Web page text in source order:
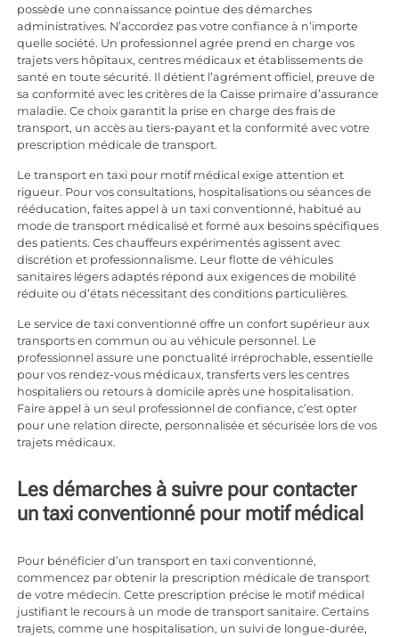
possède une connaissance pointue des démarches
administratives. N’accordez pas votre confiance à n’importe
quelle société. Un professionnel agrée prend en charge vos
trajets vers hôpitaux, centres médicaux et établissements de
santé en toute sécurité. Il détient l’agrément officiel, preuve de
sa conformité avec les critères de la Caisse primaire d’assurance
maladie. Ce choix garantit la prise en charge des frais de
transport, un accès au tiers-payant et la conformité avec votre
prescription médicale de transport.
Le transport en taxi pour motif médical exige attention et
rigueur. Pour vos consultations, hospitalisations ou séances de
rééducation, faites appel à un taxi conventionné, habitué au
mode de transport médicalisé et formé aux besoins spécifiques
des patients. Ces chauffeurs expérimentés agissent avec
discrétion et professionnalisme. Leur flotte de véhicules
sanitaires légers adaptés répond aux exigences de mobilité
réduite ou d’états nécessitant des conditions particulières.
Le service de taxi conventionné offre un confort supérieur aux
transports en commun ou au véhicule personnel. Le
professionnel assure une ponctualité irréprochable, essentielle
pour vos rendez-vous médicaux, transferts vers les centres
hospitaliers ou retours à domicile après une hospitalisation.
Faire appel à un seul professionnel de confiance, c’est opter
pour une relation directe, personnalisée et sécurisée lors de vos
trajets médicaux.
Les démarches à suivre pour contacter
un taxi conventionné pour motif médical
Pour bénéficier d’un transport en taxi conventionné,
commencez par obtenir la prescription médicale de transport
de votre médecin. Cette prescription précise le motif médical
justifiant le recours à un mode de transport sanitaire. Certains
trajets, comme une hospitalisation, un suivi de longue-durée,